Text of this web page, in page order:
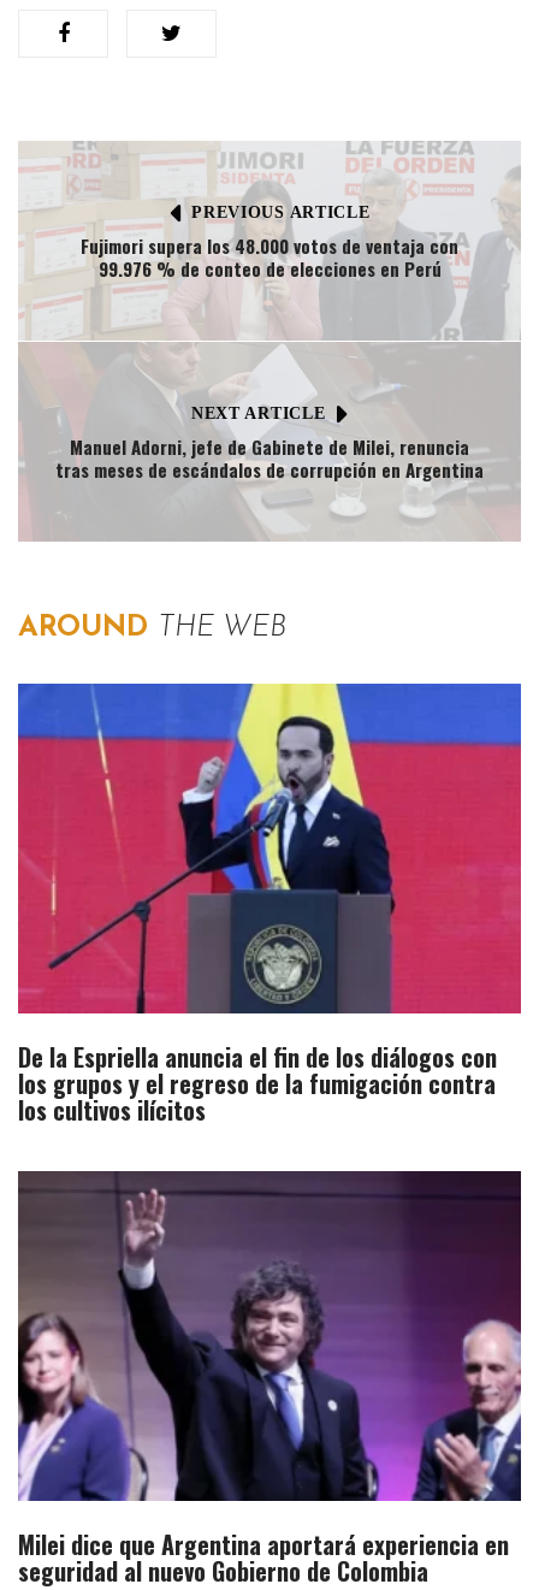
PREVIOUS ARTICLE
Fujimori supera los 48.000 votos de ventaja con
99.976 % de conteo de elecciones en Perú
NEXT ARTICLE
Manuel Adorni, jefe de Gabinete de Milei, renuncia
tras meses de escándalos de corrupción en Argentina
AROUND THE WEB
De la Espriella anuncia el fin de los diálogos con
los grupos y el regreso de la fumigación contra
los cultivos ilícitos
Milei dice que Argentina aportará experiencia en
seguridad al nuevo Gobierno de Colombia